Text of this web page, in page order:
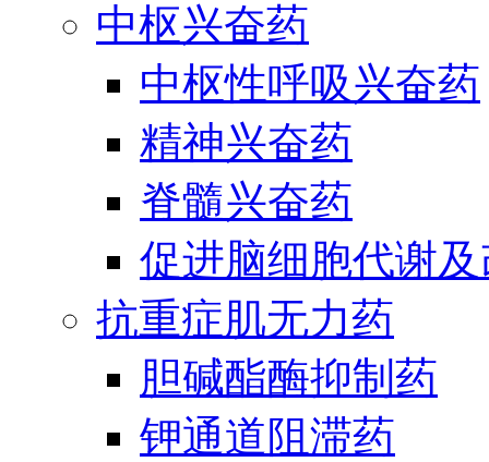
中枢兴奋药
中枢性呼吸兴奋药
精神兴奋药
脊髓兴奋药
促进脑细胞代谢
抗重症肌无力药
胆碱酯酶抑制药
钾通道阻滞药